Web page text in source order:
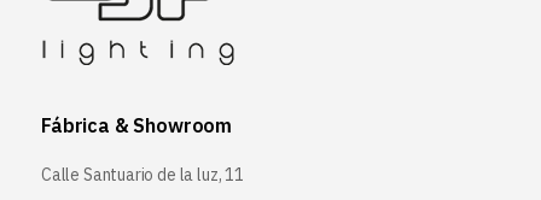
Fábrica & Showroom
Calle Santuario de la luz, 11